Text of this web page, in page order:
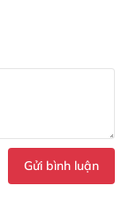
Gửi bình luận